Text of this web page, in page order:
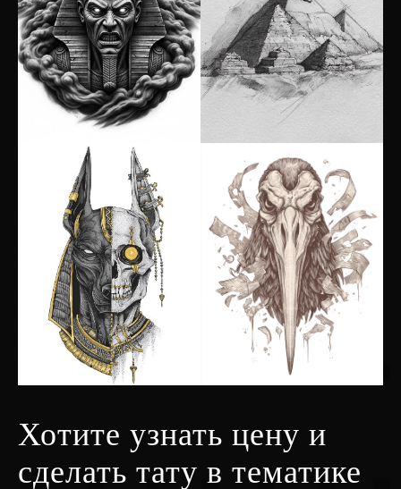
Хотите узнать цену и
сделать тату в тематике